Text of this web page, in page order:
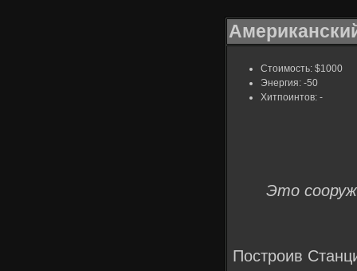
Стоимость: $1000
Энергия: -50
Хитпоинтов: -
Это
Построив